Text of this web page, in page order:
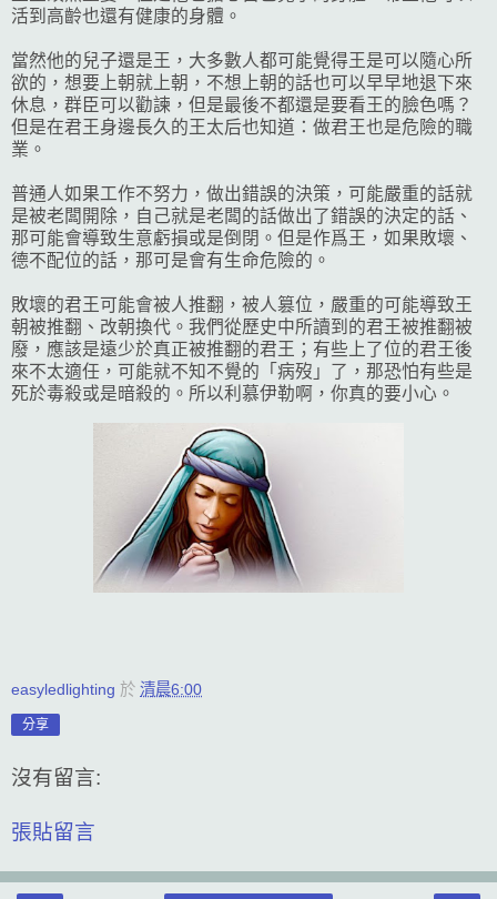
活到高齡也還有健康的身體。
當然他的兒子還是王，大多數人都可能覺得王是可以隨心所
欲的，想要上朝就上朝，不想上朝的話也可以早早地退下來
休息，群臣可以勸諫，但是最後不都還是要看王的臉色嗎？
但是在君王身邊長久的王太后也知道：做君王也是危險的職
業。
普通人如果工作不努力，做出錯誤的決策，可能嚴重的話就
是被老闆開除，自己就是老闆的話做出了錯誤的決定的話、
那可能會導致生意虧損或是倒閉。但是作爲王，如果敗壞、
德不配位的話，那可是會有生命危險的。
敗壞的君王可能會被人推翻，被人篡位，嚴重的可能導致王
朝被推翻、改朝換代。我們從歷史中所讀到的君王被推翻被
廢，應該是遠少於真正被推翻的君王；有些上了位的君王後
來不太適任，可能就不知不覺的「病歿」了，那恐怕有些是
死於毒殺或是暗殺的。所以利慕伊勒啊，你真的要小心。
easyledlighting 於 清晨6:00
分享
沒有留言:
張貼留言